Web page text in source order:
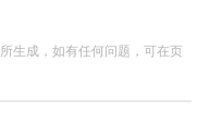
生成，如有任何问题，可在页